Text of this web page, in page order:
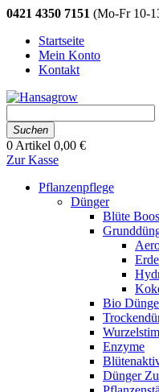
0421 4350 7151 (Mo-Fr 10-
Startseite
Mein Konto
Kontakt
Suchen
0 Artikel 0,00 €
Zur Kasse
Pflanzenpflege
Dünger
Blüte
Bio
Enzyme
Dünger